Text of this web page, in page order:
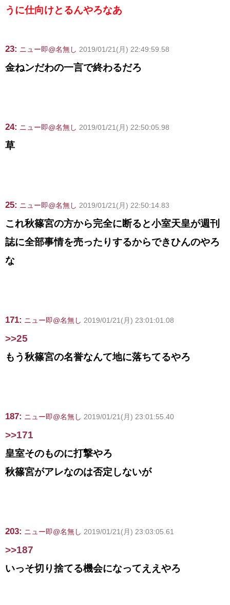
うに仕向けとるんやろなあ
23: ニュー即@名無し 2019/01/21(月) 22:49:59.58
金ねンだわの一言で終わるだろ
24: ニュー即@名無し 2019/01/21(月) 22:50:05.98
草
25: ニュー即@名無し 2019/01/21(月) 22:50:14.83
これ秋篠宮の方から完全に断ると小室天皇が週刊
誌に全部事情を売ったりするからできひんのやろ
な
171: ニュー即@名無し 2019/01/21(月) 23:01:01.08
>>25
もう秋篠宮の名誉なんて地に落ちてるやろ
187: ニュー即@名無し 2019/01/21(月) 23:01:55.40
>>171
皇室そのものに打撃やろ
秋篠宮がアレなのは否定しないが
203: ニュー即@名無し 2019/01/21(月) 23:03:05.61
>>187
いっそ切り捨てる機会になってええやろ